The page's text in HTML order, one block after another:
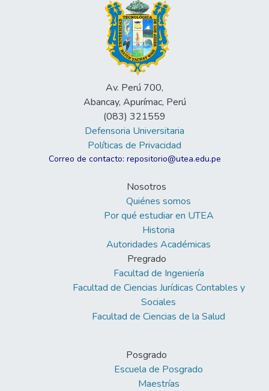
Av. Perú 700,
Abancay, Apurímac, Perú
(083) 321559
Defensoria Universitaria
Políticas de Privacidad
Correo de contacto: repositorio@utea.edu.pe
Nosotros
Quiénes somos
Por qué estudiar en UTEA
Historia
Autoridades Académicas
Pregrado
Facultad de Ingeniería
Facultad de Ciencias Jurídicas Contables y
Sociales
Facultad de Ciencias de la Salud
Posgrado
Escuela de Posgrado
Maestrías